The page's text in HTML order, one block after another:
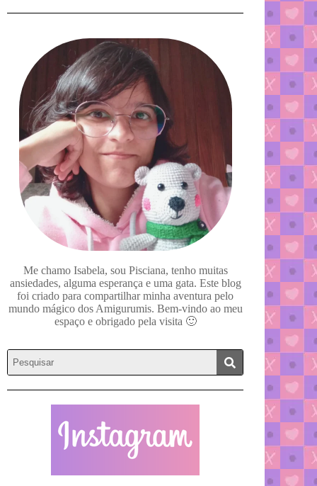
Me chamo Isabela, sou Pisciana, tenho muitas
ansiedades, alguma esperança e uma gata. Este blog
foi criado para compartilhar minha aventura pelo
mundo mágico dos Amigurumis. Bem-vindo ao meu
espaço e obrigado pela visita 🙂